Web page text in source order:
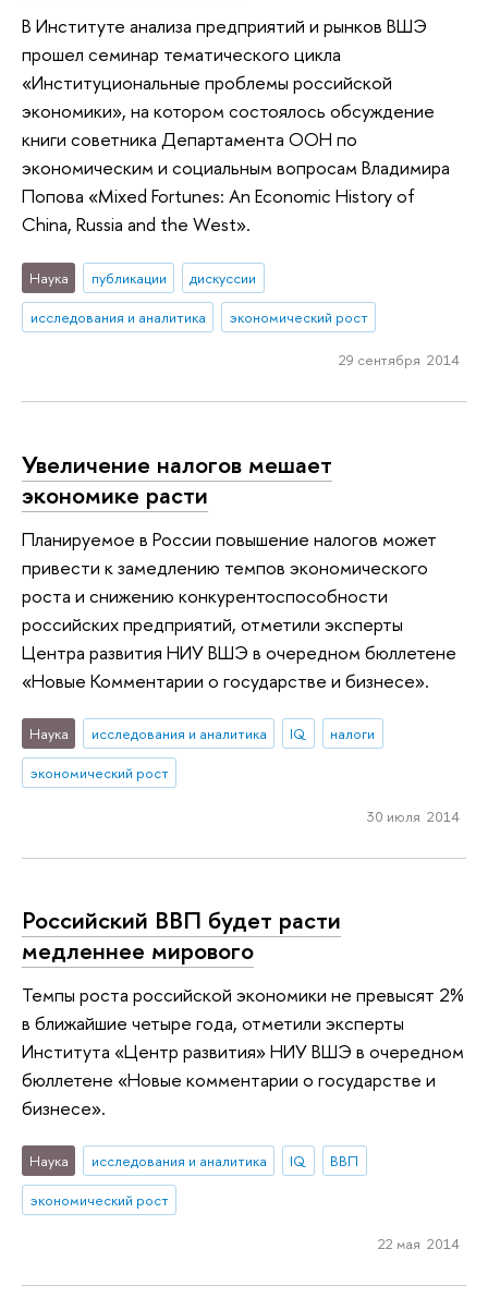
В Институте анализа предприятий и рынков ВШЭ
прошел семинар тематического цикла
«Институциональные проблемы российской
экономики», на котором состоялось обсуждение
книги советника Департамента ООН по
экономическим и социальным вопросам Владимира
Попова «Mixed Fortunes: An Economic History of
China, Russia and the West».
Наука публикации
дискуссии
исследования и аналитика
экономический рост
29 сентября 2014
Увеличение налогов мешает
экономике расти
Планируемое в России повышение налогов может
привести к замедлению темпов экономического
роста и снижению конкурентоспособности
российских предприятий, отметили эксперты
Центра развития НИУ ВШЭ в очередном бюллетене
«Новые Комментарии о государстве и бизнесе».
Наука исследования и аналитика IQ
налоги
экономический рост
30 июля 2014
Российский ВВП будет расти
медленнее мирового
Темпы роста российской экономики не превысят 2%
в ближайшие четыре года, отметили эксперты
Института «Центр развития» НИУ ВШЭ в очередном
бюллетене «Новые комментарии о государстве и
бизнесе».
Наука исследования и аналитика IQ
ВВП
экономический рост
22 мая 2014